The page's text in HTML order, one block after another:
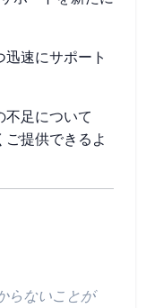
速にサポート
不足について
提供できるよ
らないことが